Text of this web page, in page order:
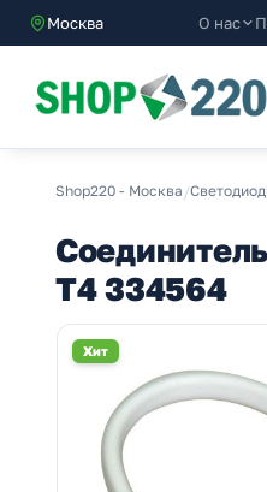
Москва О нас
Shop220 - Москва /
T4 334564
Хит